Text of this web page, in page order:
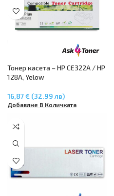
Тонер касета – HP CE322A / HP
128A, Yelow
16,87 € (32.99 лв)
Добавяне В Количката